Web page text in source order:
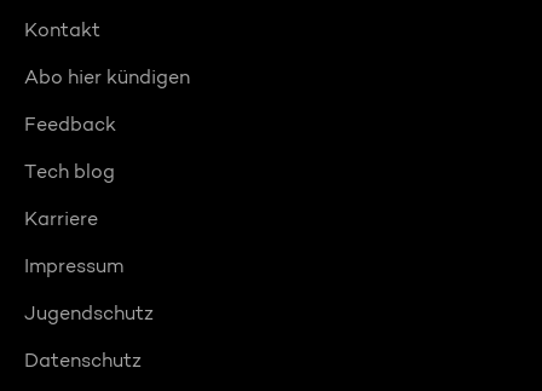
Kontakt
Abo hier kündigen
Feedback
Tech blog
Karriere
Impressum
Jugendschutz
Datenschutz